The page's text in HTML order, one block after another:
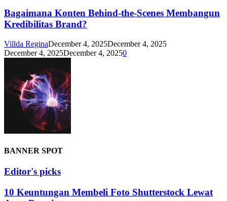
Bagaimana Konten Behind-the-Scenes Membangun
Kredibilitas Brand?
Villda ReginaDecember 4, 2025December 4, 2025
December 4, 2025December 4, 20250
BANNER SPOT
Editor's picks
10 Keuntungan Membeli Foto Shutterstock Lewat